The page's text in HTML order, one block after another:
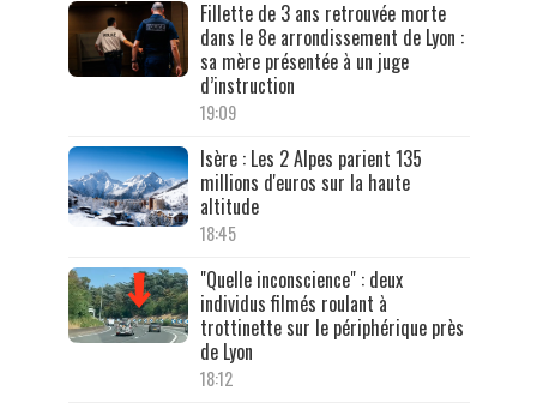
Fillette de 3 ans retrouvée morte
dans le 8e arrondissement de Lyon :
sa mère présentée à un juge
d’instruction
19:09
Isère : Les 2 Alpes parient 135
millions d'euros sur la haute
altitude
18:45
"Quelle inconscience" : deux
individus filmés roulant à
trottinette sur le périphérique près
de Lyon
18:12